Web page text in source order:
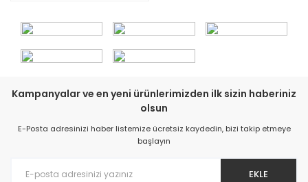
Kampanyalar ve en yeni ürünlerimizden ilk sizin haberiniz
olsun
E-Posta adresinizi haber listemize ücretsiz kaydedin, bizi takip etmeye
başlayın
EKLE